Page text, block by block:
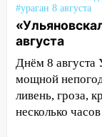
16:17
100 тысяч
15:17 В
тысяч
#ураган 8 августа
августа
Днём 8 августа
мощной
ливень, гроза,
несколько